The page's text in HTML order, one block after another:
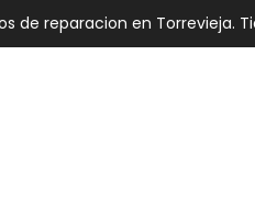
de reparacion en Torrevieja.